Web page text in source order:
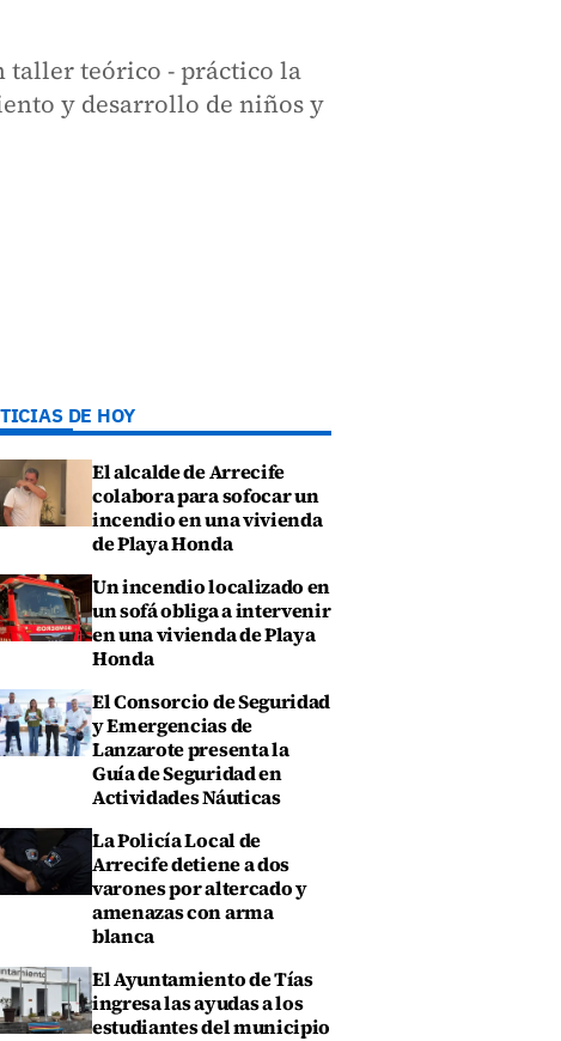
taller teórico - práctico la
y desarrollo de niños y
DE HOY
El alcalde de Arrecife
colabora para sofocar un
incendio en una vivienda
de Playa Honda
Un incendio localizado en
un sofá obliga a intervenir
en una vivienda de Playa
Honda
El Consorcio de Seguridad
y Emergencias de
Lanzarote presenta la
Guía de Seguridad en
Actividades Náuticas
La Policía Local de
Arrecife detiene a dos
varones por altercado y
amenazas con arma
blanca
El Ayuntamiento de Tías
ingresa las ayudas a los
estudiantes del municipio